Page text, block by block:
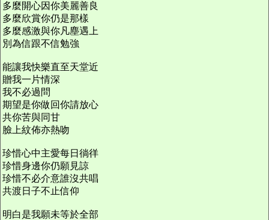
多麼開心因你美麗善良
多麼欣賞你仍是那樣
多麼感激與你凡塵遇上
別為信跟不信勉強
能讓我快樂直至天堂近
贈我一片情深
我不必過問
期望是你做回你請放心
共你苦與同甘
臉上紋佈亦熱吻
珍惜心中主愛每日徜徉
珍惜身邊你仍願見諒
珍惜不必介意誰沒共唱
共渡日子不止信仰
明白是我願未等於全部